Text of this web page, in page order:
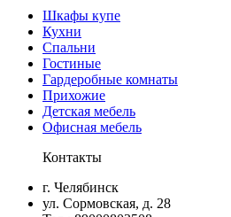
Шкафы купе
Кухни
Спальни
Гостиные
Гардеробные комнаты
Прихожие
Детская мебель
Офисная мебель
Контакты
г. Челябинск
ул. Сормовская, д. 28